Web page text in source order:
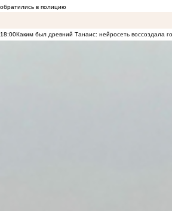
обратились в полицию
18:00Каким был древний Танаис: нейросеть воссоздала